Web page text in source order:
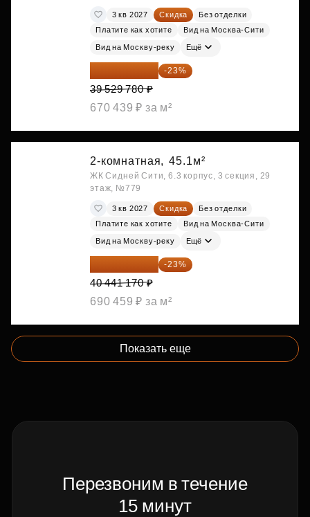
3 кв 2027 Скидка
Без отделки
Платите как хотите
Вид на Москва-Сити
Вид на Москву-реку Ещё
30 437 931 ₽ -23%
39 529 780 ₽
670 439 ₽ за м²
2-комнатная, 45.1м²
ЖК Сидней Сити, 6.3 корпус, 3 секция, 29
этаж, №779
3 кв 2027 Скидка
Без отделки
Платите как хотите
Вид на Москва-Сити
Вид на Москву-реку Ещё
31 139 701 ₽ -23%
40 441 170 ₽
690 459 ₽ за м²
Показать еще
Перезвоним в течение
15 минут